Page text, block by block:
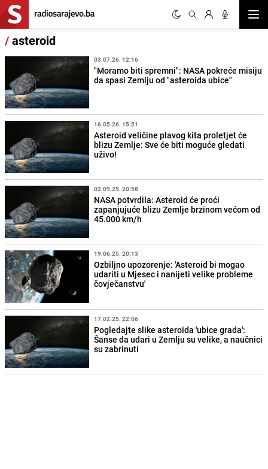
/asteroid
03.07.26. 12:16
"Moramo biti spremni": NASA pokreće misiju
da spasi Zemlju od "asteroida ubice"
16.05.26. 15:51
Asteroid veličine plavog kita proletjet će
blizu Zemlje: Sve će biti moguće gledati
uživo!
02.09.25. 20:58
NASA potvrdila: Asteroid će proći
zapanjujuće blizu Zemlje brzinom većom od
45.000 km/h
19.06.25. 20:13
Ozbiljno upozorenje: 'Asteroid bi mogao
udariti u Mjesec i nanijeti velike probleme
čovječanstvu'
17.02.25. 22:06
Pogledajte slike asteroida 'ubice grada':
Šanse da udari u Zemlju su velike, a naučnici
su zabrinuti